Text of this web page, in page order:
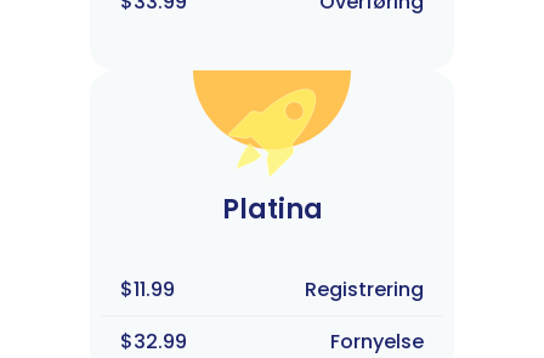
Platina
$11.99
Registrering
$32.99
Fornyelse